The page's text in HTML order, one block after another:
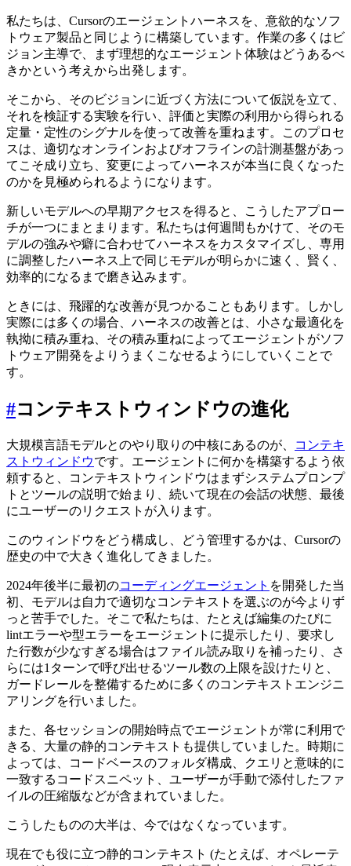
私たちは、Cursorのエージェントハーネスを、意欲的なソフ
トウェア製品と同じように構築しています。作業の多くはビ
ジョン主導で、まず理想的なエージェント体験はどうあるべ
きかという考えから出発します。
そこから、そのビジョンに近づく方法について仮説を立て、
それを検証する実験を行い、評価と実際の利用から得られる
定量・定性のシグナルを使って改善を重ねます。このプロセ
スは、適切なオンラインおよびオフラインの計測基盤があっ
てこそ成り立ち、変更によってハーネスが本当に良くなった
のかを見極められるようになります。
新しいモデルへの早期アクセスを得ると、こうしたアプロー
チが一つにまとまります。私たちは何週間もかけて、そのモ
デルの強みや癖に合わせてハーネスをカスタマイズし、専用
に調整したハーネス上で同じモデルが明らかに速く、賢く、
効率的になるまで磨き込みます。
ときには、飛躍的な改善が見つかることもあります。しかし
実際には多くの場合、ハーネスの改善とは、小さな最適化を
執拗に積み重ね、その積み重ねによってエージェントがソフ
トウェア開発をよりうまくこなせるようにしていくことで
す。
#コンテキストウィンドウの進化
大規模言語モデルとのやり取りの中核にあるのが、
コンテキ
ストウィンドウです。エージェントに何かを構築するよう依
頼すると、コンテキストウィンドウはまずシステムプロンプ
トとツールの説明で始まり、続いて現在の会話の状態、最後
にユーザーのリクエストが入ります。
このウィンドウをどう構成し、どう管理するかは、Cursorの
歴史の中で大きく進化してきました。
2024年後半に最初のコーディングエージェント を開発した当
初、モデルは自力で適切なコンテキストを選ぶのが今よりず
っと苦手でした。そこで私たちは、たとえば編集のたびに
lintエラーや型エラーをエージェントに提示したり、要求し
た行数が少なすぎる場合はファイル読み取りを補ったり、さ
らには1ターンで呼び出せるツール数の上限を設けたりと、
ガードレールを整備するために多くのコンテキストエンジニ
アリングを行いました。
また、各セッションの開始時点でエージェントが常に利用で
きる、大量の静的コンテキストも提供していました。時期に
よっては、コードベースのフォルダ構成、クエリと意味的に
一致するコードスニペット、ユーザーが手動で添付したファ
イルの圧縮版などが含まれていました。
こうしたものの大半は、今ではなくなっています。
現在でも役に立つ静的コンテキスト (たとえば、オペレーテ